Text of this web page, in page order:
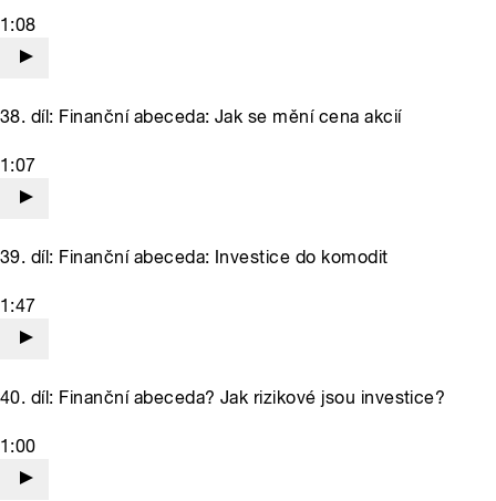
1:08
38. díl: Finanční abeceda: Jak se mění cena akcií
1:07
39. díl: Finanční abeceda: Investice do komodit
1:47
40. díl: Finanční abeceda? Jak rizikové jsou investice?
1:00